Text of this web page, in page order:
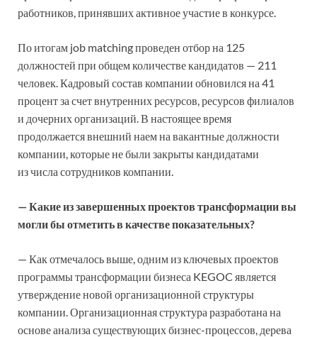
работников, принявших активное участие в конкурсе.
По итогам job matching проведен отбор на 125
должностей при общем количестве кандидатов — 211
человек. Кадровый состав компании обновился на 41
процент за счет внутренних ресурсов, ресурсов филиалов
и дочерних организаций. В настоящее время
продолжается внешний наем на вакантные должности
компании, которые не были закрыты кандидатами
из числа сотрудников компании.
— Какие из завершенных проектов трансформации вы
могли бы отметить в качестве показательных?
— Как отмечалось выше, одним из ключевых проектов
программы трансформации бизнеса KEGOC является
утверждение новой организационной структуры
компании. Организационная структура разработана на
основе анализа существующих бизнес-процессов, дерева